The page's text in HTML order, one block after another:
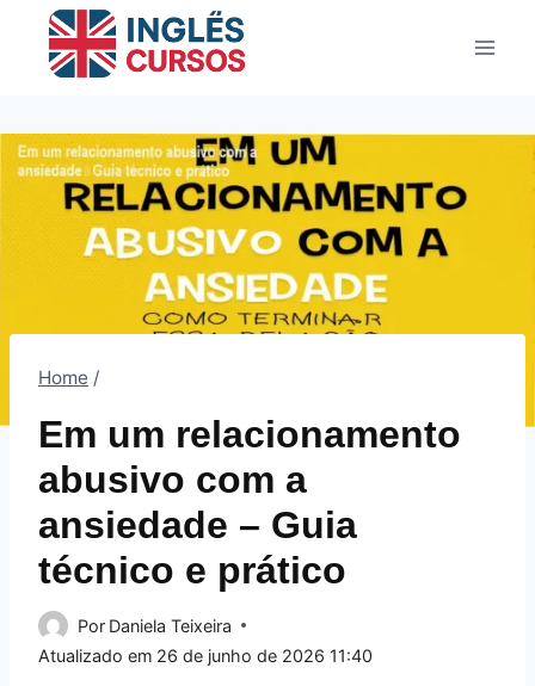
Conteúdo
Home /
Em um relacionamento
abusivo com a
ansiedade – Guia
técnico e prático
Por Daniela Teixeira
Atualizado em 26 de junho de 2026 11:40